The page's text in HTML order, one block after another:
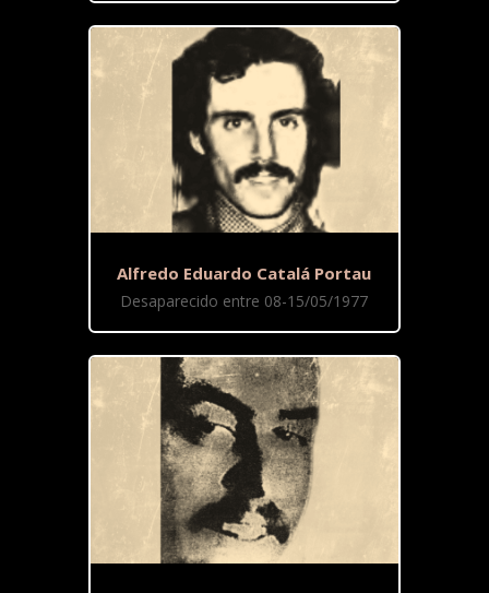
Alfredo Eduardo Catalá Portau
Desaparecido entre 08-15/05/1977